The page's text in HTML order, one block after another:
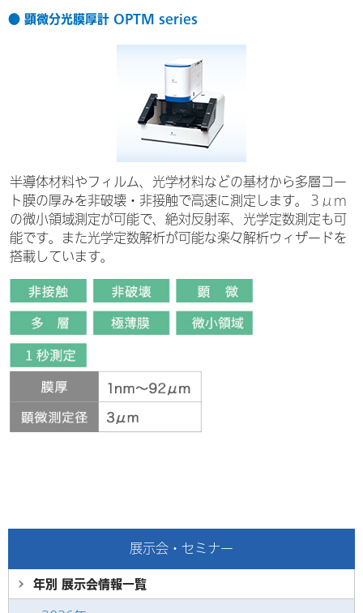
● 顕微分光膜厚計 OPTM series
半導体材料やフィルム、光学材料などの基材から多層コー
ト膜の厚みを非破壊・非接触で高速に測定します。３μm
の微小領域測定が可能で、絶対反射率、光学定数測定も可
能です。また光学定数解析が可能な楽々解析ウィザードを
搭載しています。
展示会・セミナー
年別 展示会情報一覧